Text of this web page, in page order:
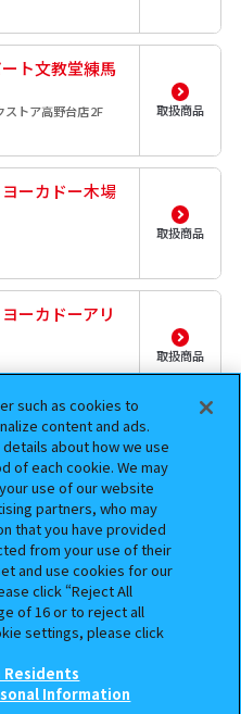
ト文教堂練馬
トア高野台店2F
取扱商品
ーカドー木場
取扱商品
ーカドーアリ
取扱商品
ルショップイ
北戸田
取扱商品
ルショップ未
ｰｻｲﾄﾞSC３Ｆ
ーカドー大井
such as cookies to
content and ads.
about how we use
of each cookie. We may
use of our website
partners, who may
that you have provided
from your use of their
and use cookies for our
click “Reject All
of 16 or to reject all
settings, please click
Residents
Information